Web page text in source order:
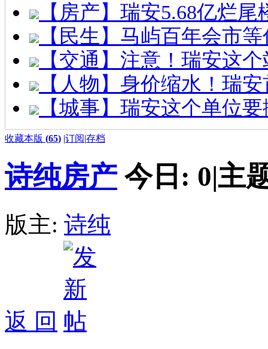
【房产】瑞安5.68亿烂
【民生】马屿百年会市
【交通】注意！瑞安这
【人物】身价缩水！瑞
【城事】瑞安这个单位
收藏本版 (65) |订阅|存档
诗纯房产 今日: 0|主
版主: 诗纯
返 回